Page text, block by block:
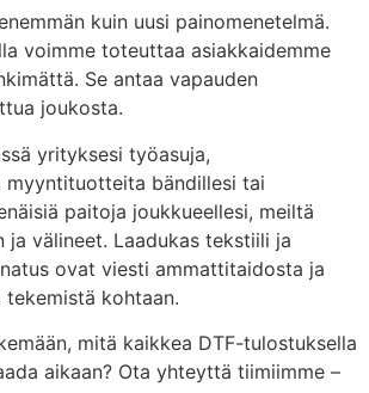
kuin uusi painomenetelmä.
voimme toteuttaa asiakkaidemme
Se antaa vapauden
joukosta.
yrityksesi työasuja,
myyntituotteita bändillesi tai
paitoja joukkueellesi, meiltä
ja välineet. Laadukas tekstiili ja
ovat viesti ammattitaidosta ja
kohtaan.
mitä kaikkea DTF-tulostuksella
aikaan? Ota yhteyttä tiimiimme –